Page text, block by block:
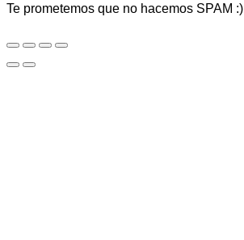
Te prometemos que no hacemos SPAM :)